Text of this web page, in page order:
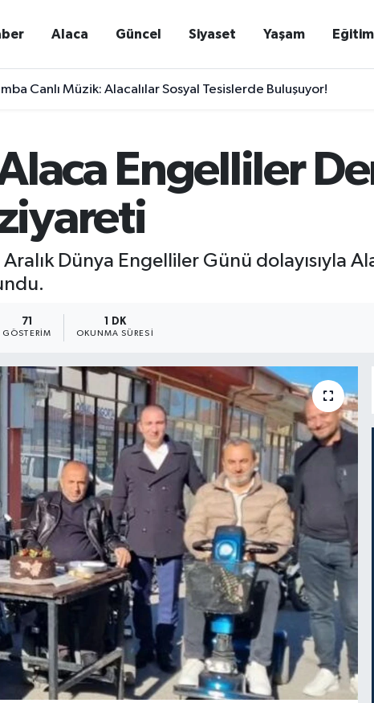
Alaca Güncel Siyaset Yaşam Eğitim
Canlı Müzik: Alacalılar Sosyal Tesislerde Buluşuyor!
Alaca Engelliler
Aralık Dünya Engelliler Günü dolayısıyla
71
GÖSTERIM
1 DK
OKUNMA SÜRESI